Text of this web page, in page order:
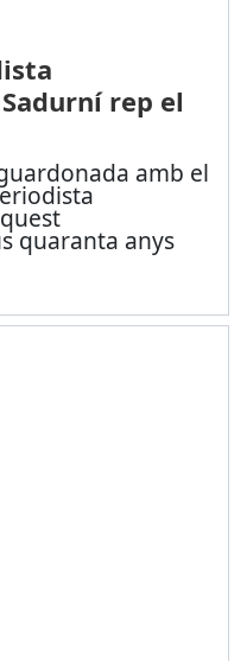
rep el
amb el
quaranta anys